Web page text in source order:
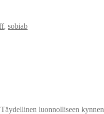
, sobiab
luonnolliseen